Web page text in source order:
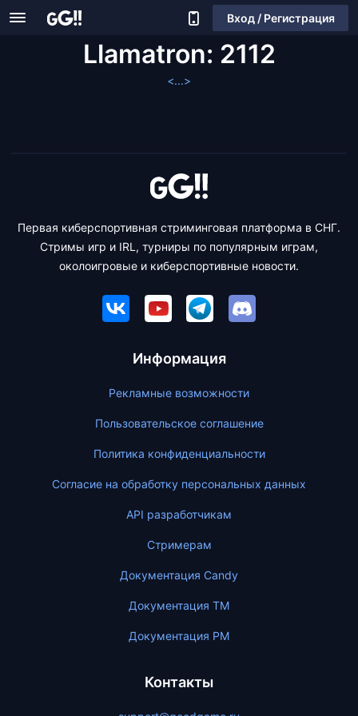
Вход / Регистрация
Llamatron: 2112
<...>
Первая киберспортивная стриминговая платформа в СНГ.
Стримы игр и IRL, турниры по популярным играм,
околоигровые и киберспортивные новости.
Информация
Рекламные возможности
Пользовательское соглашение
Политика конфиденциальности
Согласие на обработку персональных данных
API разработчикам
Стримерам
Документация Candy
Документация ТМ
Документация PM
Контакты